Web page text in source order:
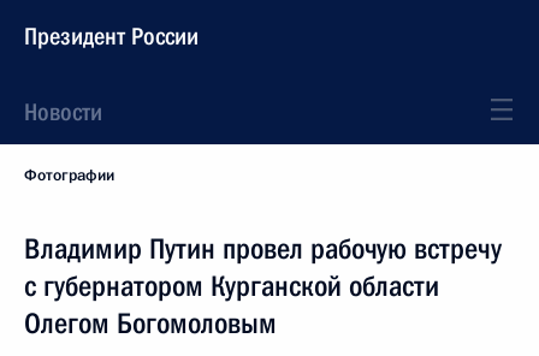
Президент России
Новости
Фотографии
Владимир Путин провел рабочую встречу
с губернатором Курганской области
Олегом Богомоловым